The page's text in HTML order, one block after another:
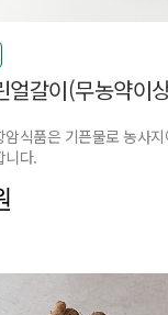
얼갈이(무농약이
암식품은 기픈물로 농사
니다.